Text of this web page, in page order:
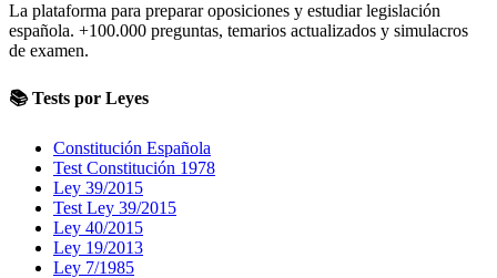
La plataforma para preparar oposiciones y estudiar legislación
española. +100.000 preguntas, temarios actualizados y simulacros
de examen.
📚 Tests por Leyes
Constitución Española
Test Constitución 1978
Ley 39/2015
Test Ley 39/2015
Ley 40/2015
Ley 19/2013
Ley 7/1985